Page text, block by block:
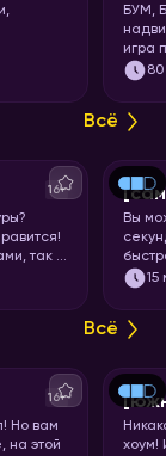
БУМ,
игра
Вас
миску
80
Всё
16+
так и
что
Вы
15
Всё
16+
Но вам
на этой
хоум!